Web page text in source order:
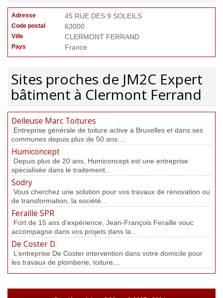
Adresse 45 RUE DES 9 SOLEILS
Code postal 63000
Ville CLERMONT FERRAND
Pays France
Sites proches de JM2C Expert
bâtiment à Clermont Ferrand
Delleuse Marc Toitures
Entreprise générale de toiture active à Bruxelles et dans ses
communes depuis plus de 50 ans....
Humiconcept
Depuis plus de 20 ans, Humiconcept est une entreprise
spécialisée dans le traitement...
Sodry
Vous cherchez une solution pour vos travaux de rénovation ou
de transformation, la société...
Feraille SPR
Fort de 15 ans d’expérience, Jean-François Feraille vouc
accompagne dans vos projets dans la...
De Coster D.
L’entreprise De Coster intervention dans votre domicile pour
les travaux de plomberie, toiture,...